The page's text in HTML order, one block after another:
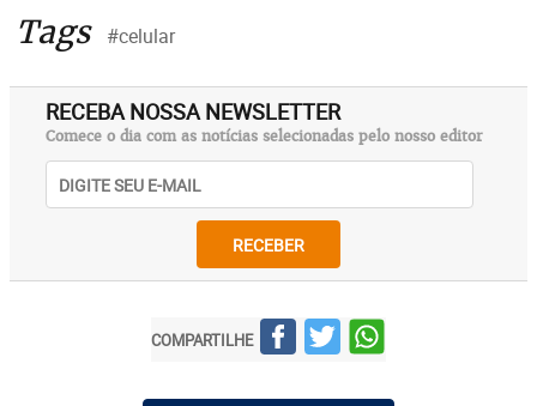
Tags #celular
RECEBA NOSSA NEWSLETTER
Comece o dia com as notícias selecionadas pelo nosso editor
RECEBER
COMPARTILHE